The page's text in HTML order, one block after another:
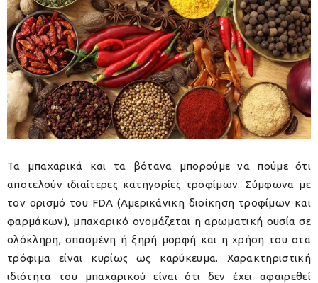
Τα μπαχαρικά και τα βότανα μπορούμε να πούμε ότι
αποτελούν ιδιαίτερες κατηγορίες τροφίμων. Σύμφωνα με
τον ορισμό του FDA (Αμερικάνικη διοίκηση τροφίμων και
φαρμάκων), μπαχαρικό ονομάζεται η αρωματική ουσία σε
ολόκληρη, σπασμένη ή ξηρή μορφή και η χρήση του στα
τρόφιμα είναι κυρίως ως καρύκευμα. Χαρακτηριστική
ιδιότητα του μπαχαρικού είναι ότι δεν έχει αφαιρεθεί